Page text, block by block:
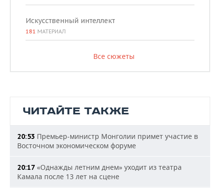
Искусственный интеллект
181 МАТЕРИАЛ
Все сюжеты
ЧИТАЙТЕ ТАКЖЕ
20:53 Премьер-министр Монголии примет участие в
Восточном экономическом форуме
20:17 «Однажды летним днем» уходит из театра
Камала после 13 лет на сцене